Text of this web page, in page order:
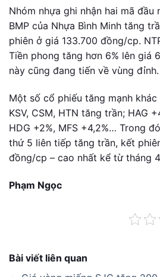
Nhóm nhựa ghi nhận hai mã đầu
BMP của Nhựa Bình Minh tăng
phiên ở giá 133.700 đồng/cp.
Tiền phong tăng hơn 6% lên giá
này cũng đang tiến về vùng đỉnh.
Một số cổ phiếu tăng mạnh khác
KSV, CSM, HTN tăng trần; HAG
HDG +2%, MFS +4,2%… Trong
thứ 5 liên tiếp tăng trần, kết
đồng/cp – cao nhất kể từ tháng
Phạm Ngọc
Bài viết liên quan